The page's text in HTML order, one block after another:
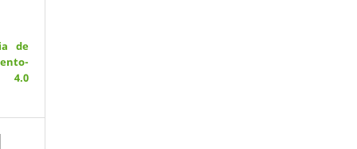
de
4.0